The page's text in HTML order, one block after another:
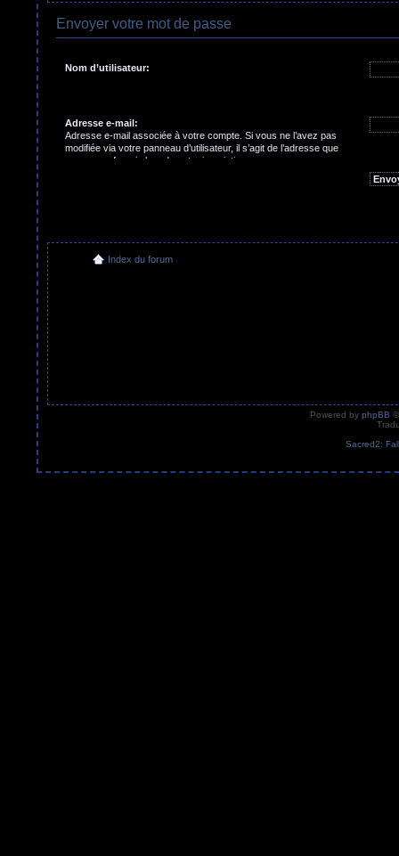
Envoyer votre mot de passe
Nom d’utilisateur:
Adresse e-mail:
Adresse e-mail associée à votre compte. Si vous ne l’avez pas
modifiée via votre panneau d’utilisateur, il s’agit de l’adresse que
vous avez fournie lors de votre inscription.
Index du forum
Powered by phpBB
Sacred2: